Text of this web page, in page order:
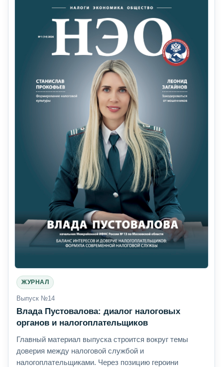
ЖУРНАЛ
Выпуск №14
Влада Пустовалова: диалог налоговых
органов и налогоплательщиков
Главный материал выпуска строится вокруг темы
доверия между налоговой службой и
налогоплательщиками. Через позицию героини